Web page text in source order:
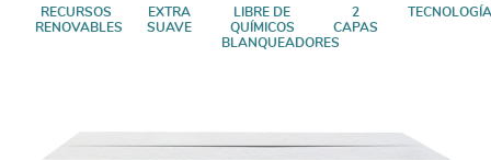
RECURSOS
RENOVABLES
EXTRA
SUAVE
LIBRE DE
QUÍMICOS
BLANQUEADORES
2
CAPAS
TECNOLOGÍA